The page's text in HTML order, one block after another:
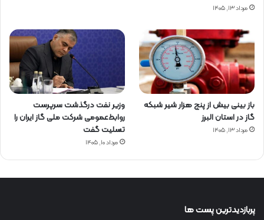
مرداد ۱۳, ۱۴۰۵
باز بینی بیش از پنج هزار شیر شبکه
گاز در استان البرز
مرداد ۱۳, ۱۴۰۵
وزیر نفت درگذشت سرپرست
روابط‌عمومی شرکت ملی گاز ایران را
تسلیت گفت
مرداد ۱۰, ۱۴۰۵
پربازدیدترین پست ها